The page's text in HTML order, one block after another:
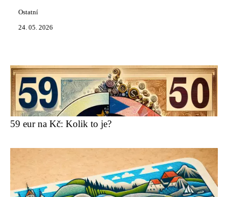
Ostatní
24. 05. 2026
59 eur na Kč: Kolik to je?